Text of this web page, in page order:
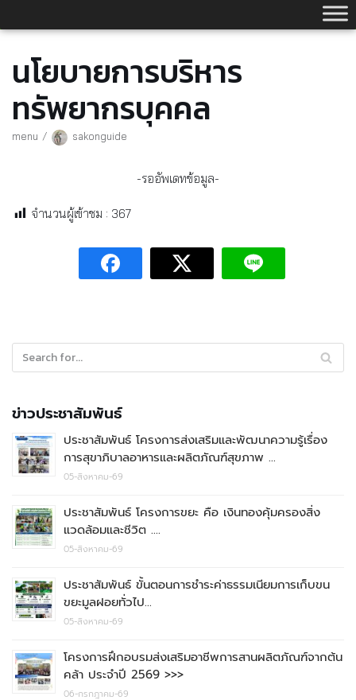
to
content
นโยบายการบริหาร
ทรัพยากรบุคคล
menu sakonguide
-รออัพเดทข้อมูล-
จำนวนผู้เข้าชม : 367
ข่าวประชาสัมพันธ์
ประชาสัมพันธ์ โครงการส่งเสริมและพัฒนาความรู้เรื่อง
การสุขาภิบาลอาหารและผลิตภัณฑ์สุขภาพ …
05-สิงหาคม-69
ประชาสัมพันธ์ โครงการขยะ คือ เงินทองคุ้มครองสิ่ง
แวดล้อมและชีวิต ….
05-สิงหาคม-69
ประชาสัมพันธ์ ขั้นตอนการชำระค่าธรรมเนียมการเก็บขน
ขยะมูลฝอยทั่วไป…
05-สิงหาคม-69
โครงการฝึกอบรมส่งเสริมอาชีพการสานผลิตภัณฑ์จากต้น
คล้า ประจำปี 2569 >>>
06-กรกฎาคม-69